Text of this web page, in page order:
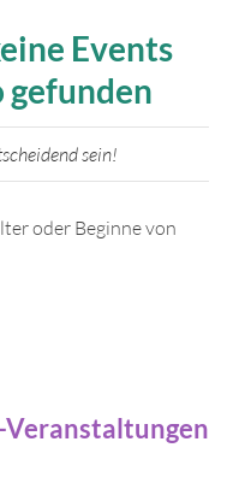
Events
sein!
oder Beginne von